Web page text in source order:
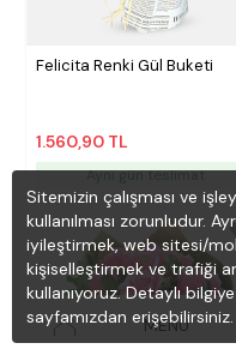
MENÜ
Felicita Renki Gül Buketi
1.560,90 TL
Aynı gün teslimat
Sitemizin çalışması ve
kullanılması zorunludur.
iyileştirmek, web sitesi/
kişiselleştirmek ve trafiği
kullanıyoruz. Detaylı bilgiye
sayfamızdan erişebilirsiniz.